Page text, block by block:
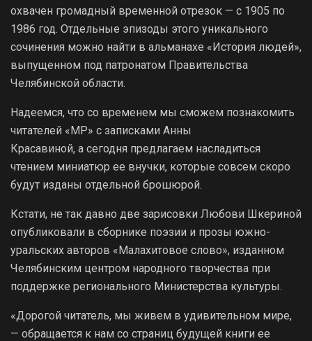
охвачен громадный временной отрезок — с 1905 по
1986 год. Отдельные эпизоды этого уникального
сочинения можно найти в альманахе «История людей»,
выпущенном под патронатом Правительства
Челябинской области.
Надеемся, что со временем мы сможем познакомить
читателей «МР» с записками Анны
Красавиной, а сегодня предлагаем насладиться
чтением миниатюр ее внучки, которые совсем скоро
будут изданы отдельной брошюрой.
Кстати, не так давно две зарисовки Любови Шкериной
опубликовали в сборнике поэзии и прозы южно­
уральских авторов «Малахитовое слово», изданном
Челябинским центром народного творчества при
поддержке регионального Министерства культуры.
«Дорогой читатель, мы живем в удивительном мире,
— обращается к нам со страниц будущей книги ее